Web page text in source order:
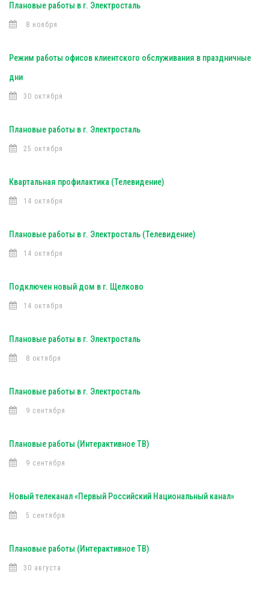
Плановые работы в г. Электросталь
8 ноября
Режим работы офисов клиентского обслуживания в праздничные
дни
30 октября
Плановые работы в г. Электросталь
25 октября
Квартальная профилактика (Телевидение)
14 октября
Плановые работы в г. Электросталь (Телевидение)
14 октября
Подключен новый дом в г. Щелково
14 октября
Плановые работы в г. Электросталь
8 октября
Плановые работы в г. Электросталь
9 сентября
Плановые работы (Интерактивное ТВ)
9 сентября
Новый телеканал «Первый Российский Национальный канал»
5 сентября
Плановые работы (Интерактивное ТВ)
30 августа